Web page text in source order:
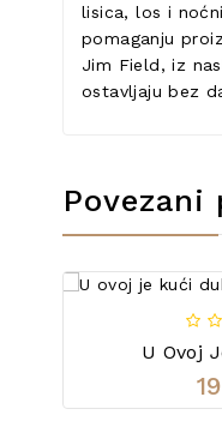
lisica, los i
pomaganju
Jim Field, iz
ostavljaju bez
Povezani
U Ovoj